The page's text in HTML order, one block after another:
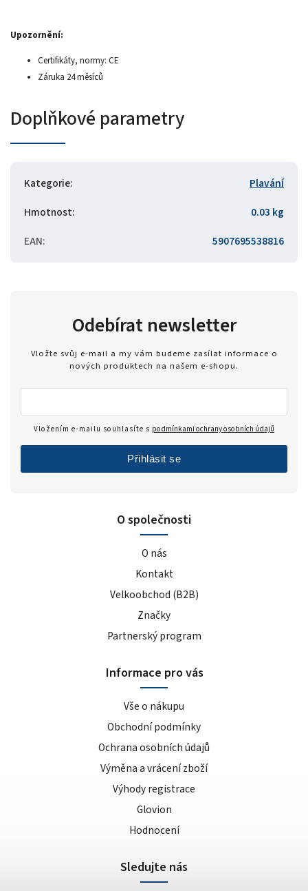
Upozornění:
Certifikáty, normy: CE
Záruka 24 měsíců
Doplňkové parametry
Kategorie:
Plavání
Hmotnost:
0.03 kg
EAN: 5907695538816
O společnosti
O nás
Kontakt
Velkoobchod (B2B)
Značky
Partnerský program
Informace pro vás
Vše o nákupu
Obchodní podmínky
Ochrana osobních údajů
Výměna a vrácení zboží
Výhody registrace
Glovion
Hodnocení
Odebírat newsletter
Vložte svůj e-mail a my vám budeme zasílat informace o
nových produktech na našem e-shopu.
Vložením e-mailu souhlasíte s podmínkami ochrany osobních údajů
Přihlásit se
Sledujte nás